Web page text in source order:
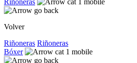
Riñoneras
Volver
Riñoneras Riñoneras
Bóxer